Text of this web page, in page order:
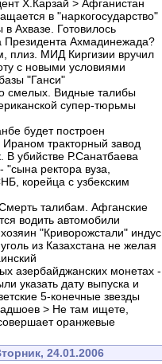
Х.Карзай > Афганистан
в "наркогосударство"
в Ахвазе. Готовилось
Президента Ахмадинежада?
плиз. МИД Киргизии вручил
с новыми условиями
"Ганси"
смелых. Видные талибы
супер-тюрьмы
будет построен
тракторный завод
В убийстве Р.Санатбаева
"сына ректора вуза,
корейца с узбекским
талибам. Афганские
водить автомобили
"Криворожстали" индус
из Казахстана не желая
азербайджанских монетах -
указать дату выпуска и
5-конечные звезды
> Не там ищете,
оранжевые
24.01.2006